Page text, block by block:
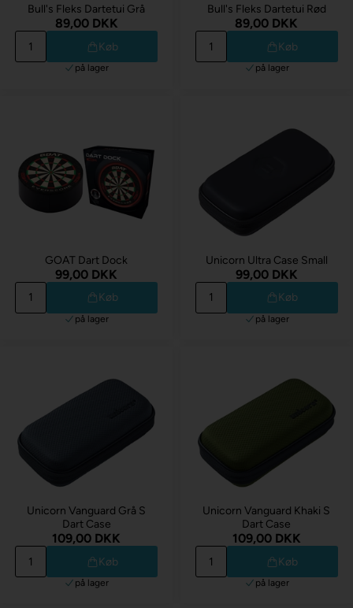
Bull's Fleks Dartetui Grå
89,00 DKK
Køb
på lager
Bull's Fleks Dartetui Rød
89,00 DKK
Køb
på lager
GOAT Dart Dock
99,00 DKK
Køb
på lager
Unicorn Ultra Case Small
99,00 DKK
Køb
på lager
Unicorn Vanguard Grå S
Dart Case
109,00 DKK
Køb
på lager
Unicorn Vanguard Khaki S
Dart Case
109,00 DKK
Køb
på lager